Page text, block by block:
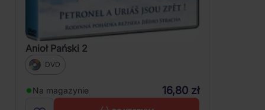
Anioł Pański 2
DVD
Na magazynie 16,80 zł